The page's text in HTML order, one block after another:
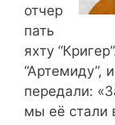
отчер
пать
яхту
“Артемиду”,
передали:
мы её стали